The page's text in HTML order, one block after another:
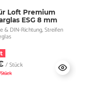
Loft Premium
ESG 8 mm
& DIN-Richtung, Streifen
/ Stück